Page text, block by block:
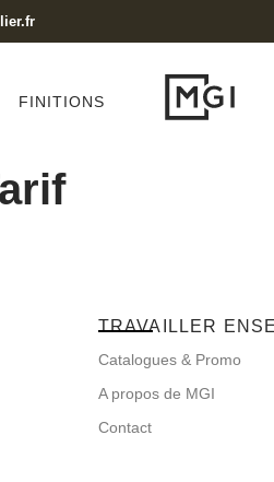
FINITIONS
TRAVAILLER
Catalogues & Promo
A propos de MGI
Contact